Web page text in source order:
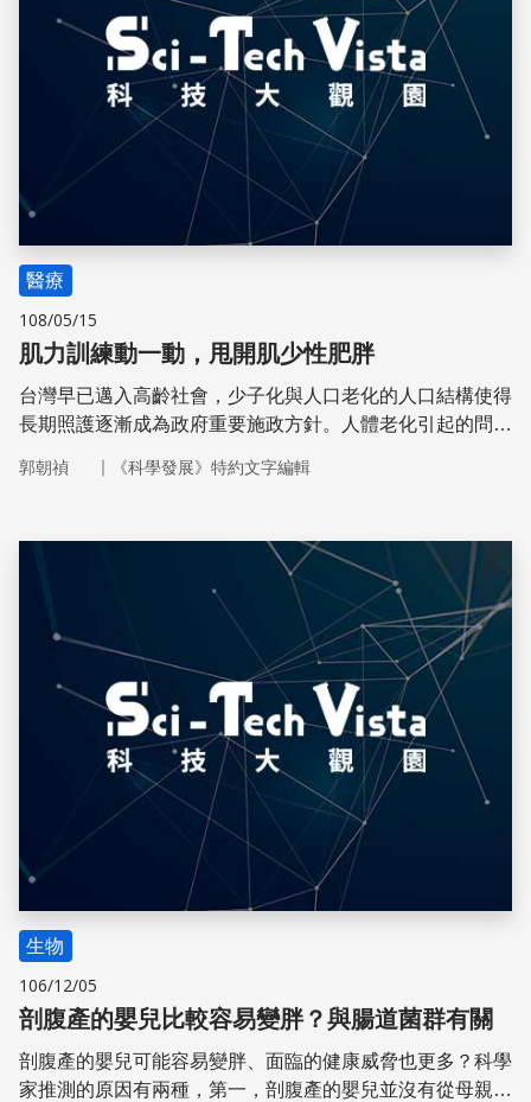
醫療
108/05/15
肌力訓練動一動，甩開肌少性肥胖
台灣早已邁入高齡社會，少子化與人口老化的人口結構使得
長期照護逐漸成為政府重要施政方針。人體老化引起的問題
關注。
郭朝禎 ｜ 《科學發展》特約文字編輯
儲存
生物
106/12/05
剖腹產的嬰兒比較容易變胖？與腸道菌群有關
剖腹產的嬰兒可能容易變胖、面臨的健康威脅也更多？科學
家推測的原因有兩種，第一，剖腹產的嬰兒並沒有從母親產